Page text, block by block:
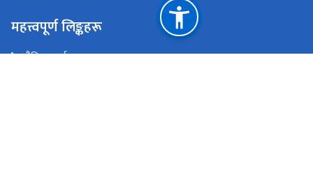
महत्त्वपूर्ण लिङ्कहरू
भौतिक पूर्वाधार तथा यातायात मन्त्रालय